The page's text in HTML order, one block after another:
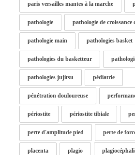
paris versailles mantes à la marche
pathologie pathologie de croissance
pathologie main pathologies basket
pathologies du basketteur
pathologies jujitsu pédiatrie
pénétration douloureuse
périostite périostite tibiale
perte d'amplitude pied perte de
placenta plagio